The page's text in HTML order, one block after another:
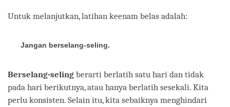
Untuk melanjutkan, latihan keenam belas adalah:
Jangan berselang-seling.
Berselang-seling berarti berlatih satu hari dan tidak
pada hari berikutnya, atau hanya berlatih sesekali. Kita
perlu konsisten. Selain itu, kita sebaiknya menghindari